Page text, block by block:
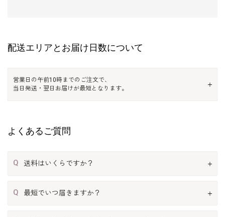
配送エリアとお届け日数について
営業日の午前10時までのご注文で、
当日発送・翌日お届けが最短となります。
よくあるご質問
Q 送料はいくらですか？
Q 最短でいつ届きますか？